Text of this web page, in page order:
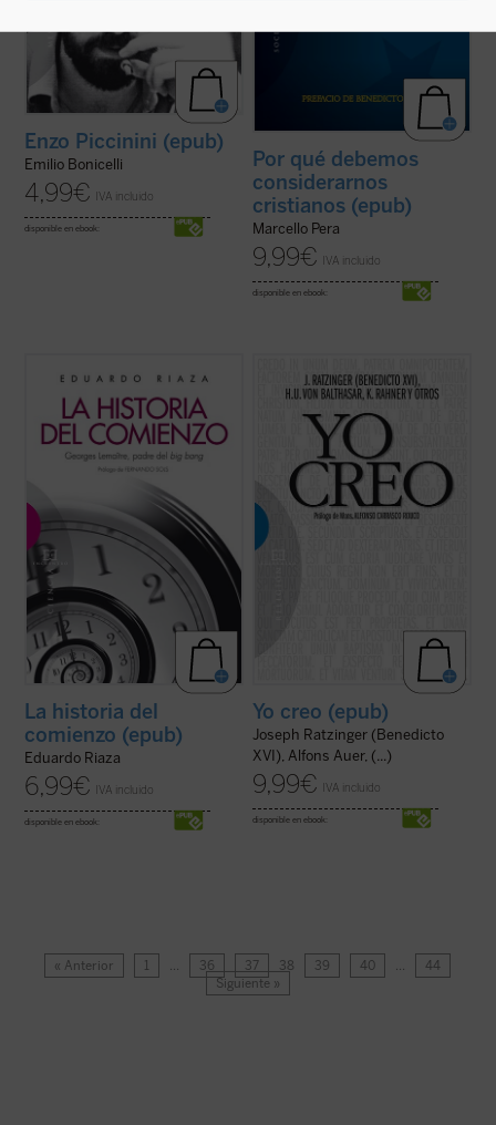
Enzo Piccinini (epub)
Emilio Bonicelli
4,99€ IVA incluido
disponible en ebook:
Por qué debemos
considerarnos
cristianos (epub)
Marcello Pera
9,99€ IVA incluido
disponible en ebook:
que habría originado nuestro mundo,
pertenece a la cultura general de nuestra
época; pero pocos saben que fue
propuesta inicialmente por Georges
Lemaître, físico y sacerdote católico. ...(ver
La historia del
comienzo (epub)
Eduardo Riaza
6,99€ IVA incluido
disponible en ebook:
En los tiempos convulsos del Postconcilio
una radio alemana invitó a catorce teólogos
para comentar los artículos del Credo,
destacando más allá de las modas
teológicas el elemento permanente del ...
(ver ficha)
Yo creo (epub)
Joseph Ratzinger (Benedicto
XVI), Alfons Auer, (...)
9,99€ IVA incluido
disponible en ebook:
« Anterior 1 … 36 37 38 39 40 …
44
Siguiente »